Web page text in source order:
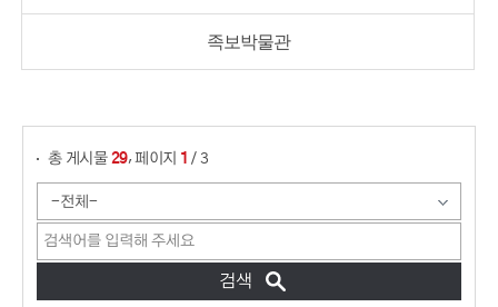
족보박물관
총 게시물 29, 페이지 1 / 3